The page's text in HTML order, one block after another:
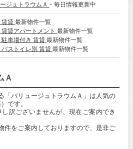
ジュトラウムＡ - 毎日情報更新中
賃貸 最新物件一覧
貸アパートメント 最新物件一覧
駐車場付き 賃貸 最新物件一覧
バストイレ別 賃貸 最新物件一覧
Ａ
「バリュージュトラウムＡ」は人気の
です。
訳ございませんが、現在ご案内でき
件をご案内しておりますので、是非ご